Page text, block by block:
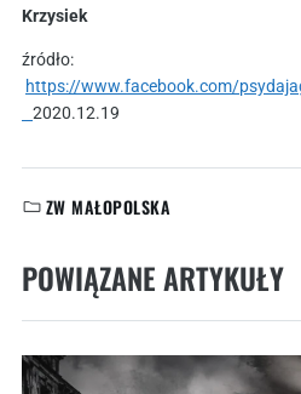
Krzysiek
źródło:
https://www.facebook.com/
2020.12.19
KATEGORIE:
ZW MAŁOPOLSKA
POWIĄZANE ARTYKUŁY